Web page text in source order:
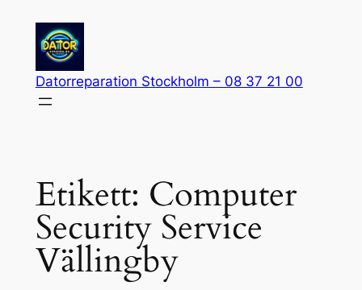
innehåll
Datorreparation Stockholm – 08 37 21 00
Etikett: Computer
Security Service
Vällingby